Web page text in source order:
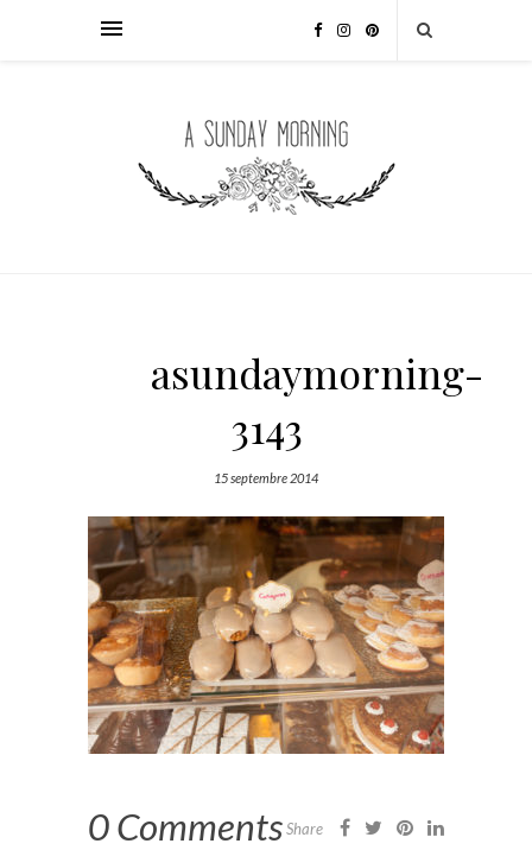
asundaymorning-
3143
15 septembre 2014
0 CommentsShare